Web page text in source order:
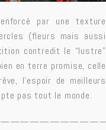
par une texture
(fleurs mais aussi
contredit le “lustre”
en terre promise, celle
l’espoir de meilleurs
pas tout le monde.